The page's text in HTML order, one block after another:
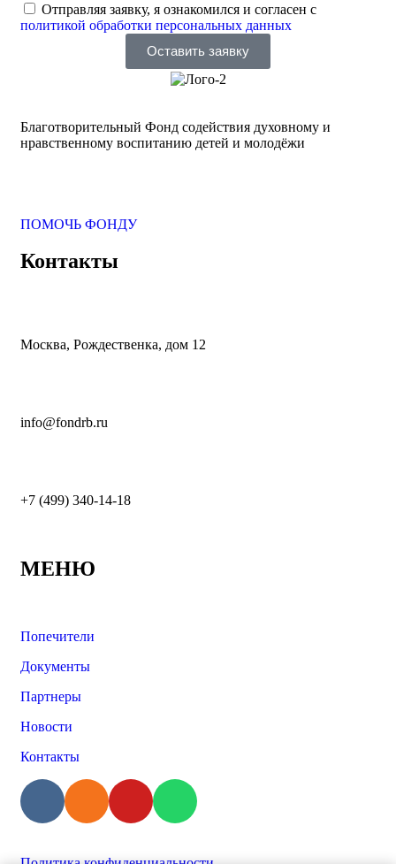
Отправляя заявку, я ознакомился и согласен с
политикой обработки персональных данных
Оставить заявку
Благотворительный Фонд содействия духовному и
нравственному воспитанию детей и молодёжи
ПОМОЧЬ ФОНДУ
Контакты
Москва, Рождественка, дом 12
info@fondrb.ru
+7 (499) 340-14-18
МЕНЮ
Попечители
Документы
Партнеры
Новости
Контакты